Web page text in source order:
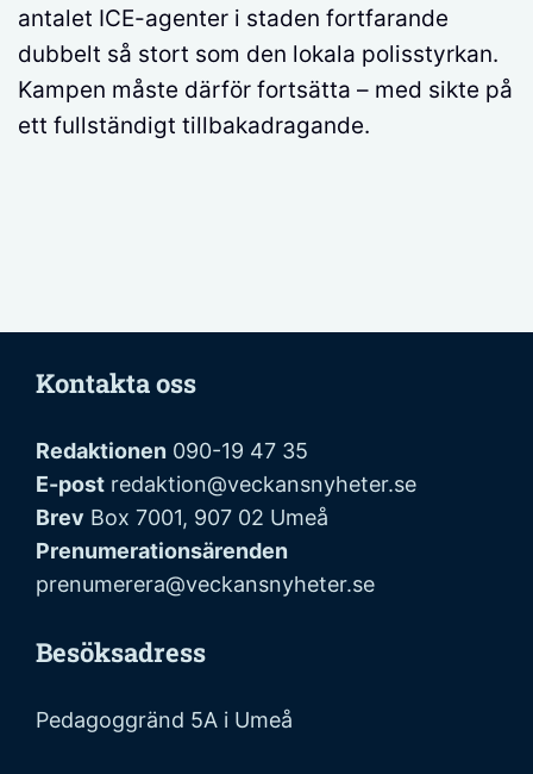
antalet ICE-agenter i staden fortfarande
dubbelt så stort som den lokala polisstyrkan.
Kampen måste därför fortsätta – med sikte på
ett fullständigt tillbakadragande.
Kontakta oss
Redaktionen 090-19 47 35
E-post redaktion@veckansnyheter.se
Brev Box 7001, 907 02 Umeå
Prenumerationsärenden
prenumerera@veckansnyheter.se
Besöksadress
Pedagoggränd 5A i Umeå